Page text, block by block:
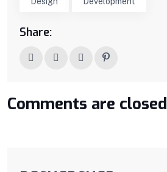
Share:
Comments are closed